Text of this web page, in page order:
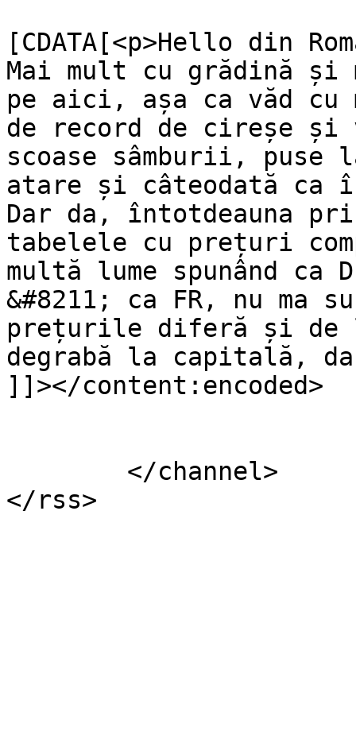
[CDATA[<p>Hello din
Mai mult cu grădină
pe aici, așa ca văd cu
de record de cireșe
scoase sâmburii, puse
atare și câteodată ca
Dar da, întotdeauna
tabelele cu prețuri
multă lume spunând
&#8211; ca FR, nu ma
prețurile diferă și de
degrabă la capitală,
]]></content:encoded>